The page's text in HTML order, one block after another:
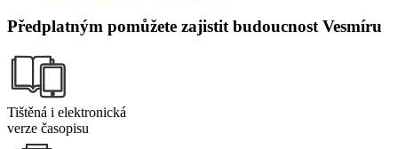
Předplatným pomůžete zajistit budoucnost Vesmíru
Tištěná i elektronická
verze časopisu